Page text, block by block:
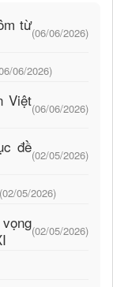
từ(06/06/2026)
06/2026)
Việt(06/06/2026)
đề(02/05/2026)
(02/05/2026)
(02/05/2026)